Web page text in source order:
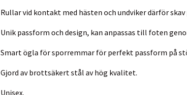
Rullar vid kontakt med hästen och undviker därför
Unik passform och design, kan anpassas till foten
Smart ögla för sporremmar för perfekt passform på
Gjord av brottsäkert stål av hög kvalitet.
Unisex.